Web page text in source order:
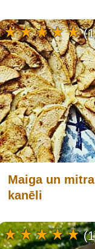
Maiga un
kanēli